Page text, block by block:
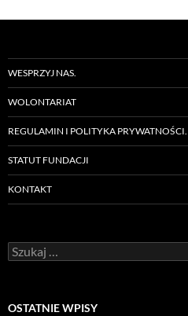
WESPRZYJ NAS.
WOLONTARIAT
REGULAMIN I POLITYKA PRYWATNOŚCI.
STATUT FUNDACJI
KONTAKT
Szukaj:
OSTATNIE WPISY